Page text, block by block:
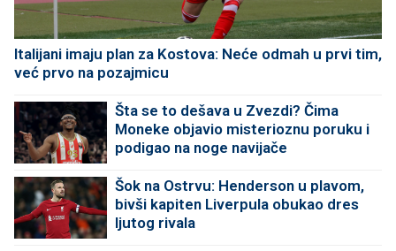
Italijani imaju plan za Kostova: Neće odmah u prvi tim,
već prvo na pozajmicu
Šta se to dešava u Zvezdi? Čima
Moneke objavio misterioznu poruku i
podigao na noge navijače
Šok na Ostrvu: Henderson u plavom,
bivši kapiten Liverpula obukao dres
ljutog rivala